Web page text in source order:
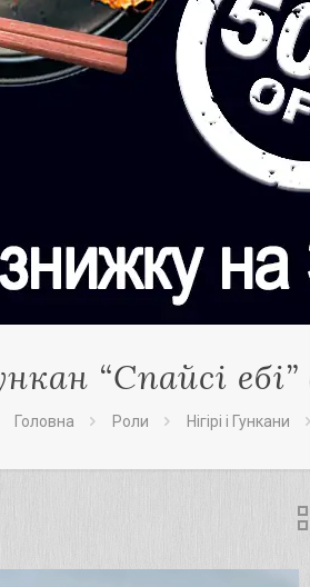
“Cпайсі
Головна Роли Нігірі і Гункани